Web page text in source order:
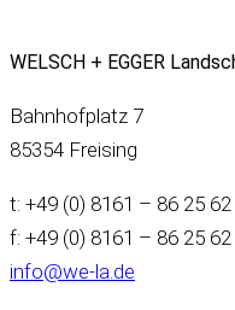
WELSCH + EGGER
Bahnhofplatz 7
85354 Freising
t: +49 (0) 8161 – 86 25 62
f: +49 (0) 8161 – 86 25
info@we-la.de